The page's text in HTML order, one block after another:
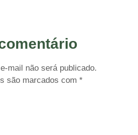
mail não será publicado.
são marcados com *